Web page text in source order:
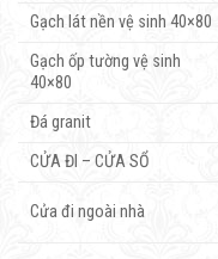
Gạch lát nền vệ sinh 40×80
Gạch ốp tường vệ sinh
40×80
Đá granit
CỬA ĐI – CỬA SỔ
Cửa đi ngoài nhà